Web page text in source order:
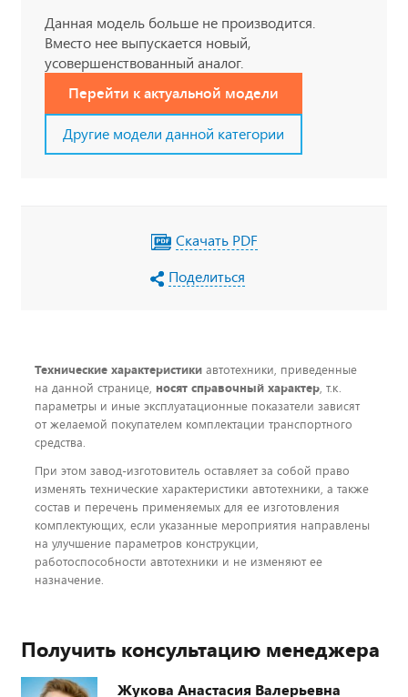
Данная модель больше не производится.
Вместо нее выпускается новый,
усовершенствованный аналог.
Перейти к актуальной модели
Другие модели данной категории
Скачать PDF
Поделиться
Технические характеристики автотехники, приведенные
на данной странице, носят справочный характер, т.к.
параметры и иные эксплуатационные показатели зависят
от желаемой покупателем комплектации транспортного
средства.
При этом завод-изготовитель оставляет за собой право
изменять технические характеристики автотехники, а также
состав и перечень применяемых для ее изготовления
комплектующих, если указанные мероприятия направлены
на улучшение параметров конструкции,
работоспособности автотехники и не изменяют ее
назначение.
Получить консультацию менеджера
Жукова Анастасия Валерьевна